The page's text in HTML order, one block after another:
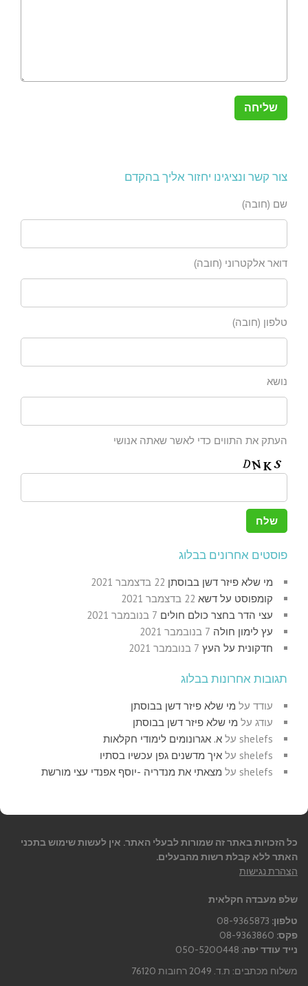
צור קשר ונציגינו יחזור אליך בהקדם
שם (חובה)
דואר אלקטרוני (חובה)
טלפון (חובה)
נושא
העתק את התווים כדי לאשר שאתה אנושי
פוסטים אחרונים בבלוג
מי שלא פיזר דשן בבוסתן 22 בדצמבר 2021
קומפוסט על דשא 22 בדצמבר 2021
עצי הדר בחצר כולם חולים 7 בנובמבר 2021
עץ לימון חולה 7 בנובמבר 2021
חדקונית על העץ 7 בנובמבר 2021
תגובות אחרונות בבלוג
עודד על מי שלא פיזר דשן בבוסתן
עודג על מי שלא פיזר דשן בבוסתן
shelefs על א. אגרונומים לימודי חקלאות
shelefs על איך מדשנים גפן עכשיו בסתיו
shelefs על מצאתי את מנדריה -יוסף אפנדי עצי מורשת
כל הזכויות באתר זה שמורות לבעלי האתר. אין לעשות שימוש בתכני
האתר ללא קבלת רשות מהבעלים.
הצהרת נגישות
שלפ מעבדה חקלאית
טלפון:
פקס:
נייד עודד יפה:
משלוח מכתבים: ת.ד. 2049 רחובות 76120